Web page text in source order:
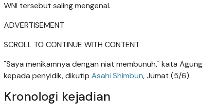
WNI tersebut saling mengenal.
ADVERTISEMENT
SCROLL TO CONTINUE WITH CONTENT
"Saya menikamnya dengan niat membunuh," kata Agung
kepada penyidik, dikutip Asahi Shimbun, Jumat (5/6).
Kronologi kejadian